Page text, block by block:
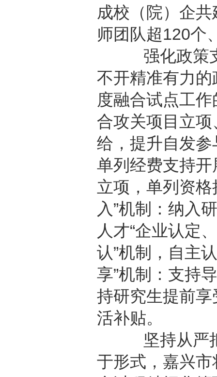
成校（院）企
师团队超120个
强化政策支
不开精准有力
度融合试点工
合攻关项目立
给，提升自发参
单列经费支持
立项，单列资
入”机制：纳入
人才“企业认定
认”机制，自主
享”机制：支持
持研究生提前享
活补贴。
坚持从严把
于形式，嘉兴